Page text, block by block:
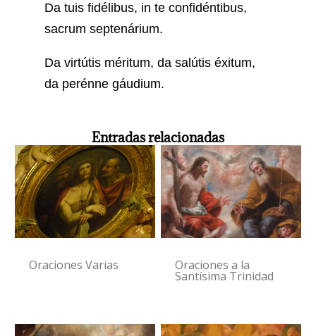
Da tuis fidélibus, in te confidéntibus,
sacrum septenárium.
Da virtútis méritum, da salútis éxitum,
da perénne gáudium.
Entradas relacionadas
Oraciones Varias Oraciones a la
Santísima Trinidad